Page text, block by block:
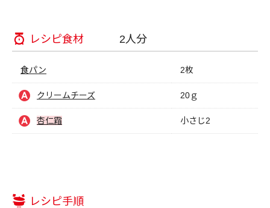
レシピ食材 2人分
食パン 2枚
クリームチーズ 20ｇ
杏仁霜 小さじ2
レシピ手順